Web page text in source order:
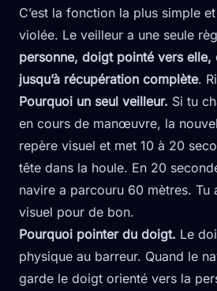
C’est la fonction la plus simple
violée. Le veilleur a une seule
personne, doigt pointé vers elle,
jusqu’à récupération complète.
Pourquoi un seul veilleur. Si tu
en cours de manœuvre, la
repère visuel et met 10 à 20
tête dans la houle. En 20
navire a parcouru 60 mètres. Tu
visuel pour de bon.
Pourquoi pointer du doigt. Le
physique au barreur. Quand le
garde le doigt orienté vers la